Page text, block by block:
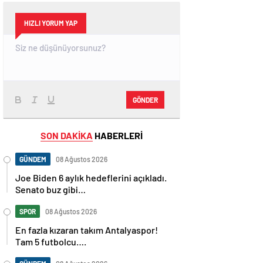
HIZLI YORUM YAP
GÖNDER
SON DAKİKA HABERLERİ
GÜNDEM 08 Ağustos 2026
Joe Biden 6 aylık hedeflerini açıkladı.
Senato buz gibi…
SPOR 08 Ağustos 2026
En fazla kızaran takım Antalyaspor!
Tam 5 futbolcu….